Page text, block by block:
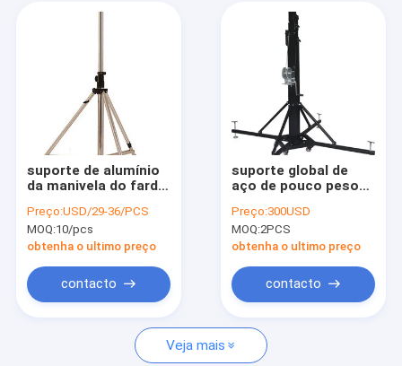
Quem Somos
Fale Conosco
Our Exhibition
Treliça de fase de alumínio
Fardo quadrado de alumínio
Fardo de alumínio do triângulo
Iluminação Truss Estágio
suporte de alumínio
da manivela do fardo
profissional de 1-
1.8M para a luz do
flash do estúdio
Preço:USD/29-36/PCS
MOQ:10/pcs
obtenha o ultimo preço
contacto
suporte global de
aço de pouco peso
da altura de 6m para
o fardo da
iluminação do evento
Preço:300USD
MOQ:2PCS
obtenha o ultimo preço
contacto
Veja mais